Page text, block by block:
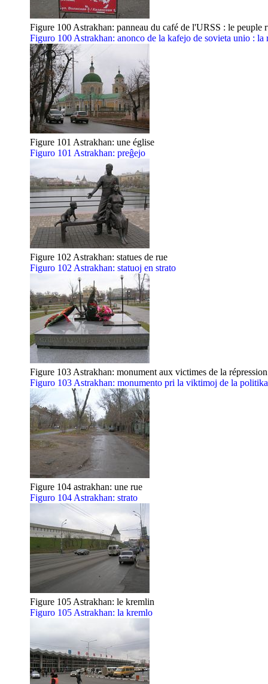
Figure 100 Astrakhan: panneau du café de l'URSS : le peuple
Figuro 100 Astrakhan: anonco de la kafejo de sovieta unio :
Figure 101 Astrakhan: une église
Figuro 101 Astrakhan: preĝejo
Figure 102 Astrakhan: statues de rue
Figuro 102 Astrakhan: statuoj en strato
Figure 103 Astrakhan: monument aux victimes de la
Figuro 103 Astrakhan: monumento pri la viktimoj de la
Figure 104 astrakhan: une rue
Figuro 104 Astrakhan: strato
Figure 105 Astrakhan: le kremlin
Figuro 105 Astrakhan: la kremlo